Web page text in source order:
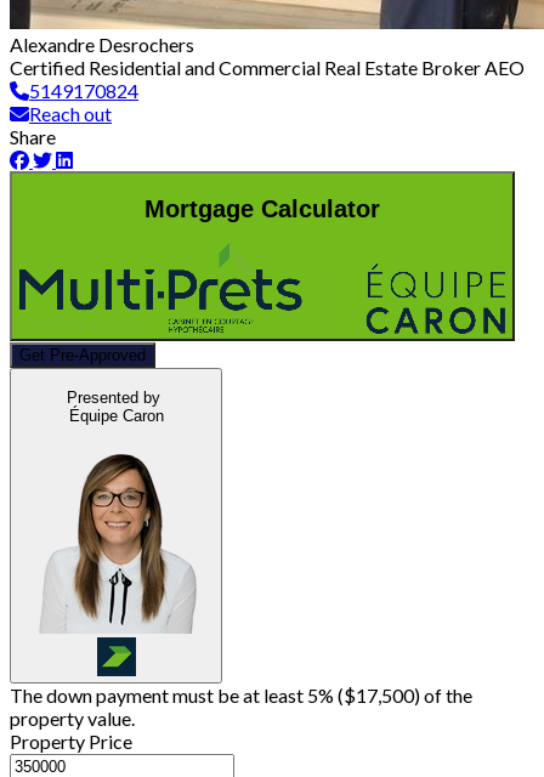
Alexandre Desrochers
Certified Residential and Commercial Real Estate Broker AEO
5149170824
Reach out
Share
Mortgage Calculator
Get Pre-Approved
Presented by
Équipe Caron
The down payment must be at least 5% ($17,500) of the
property value.
Property Price